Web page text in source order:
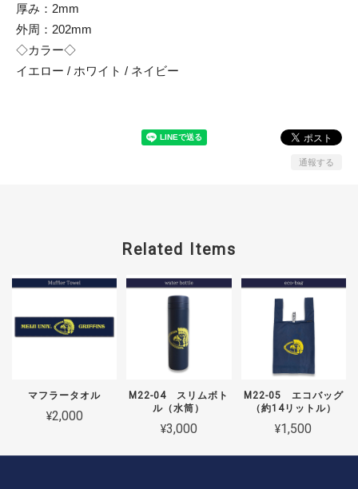
厚み：2mm
外周：202mm
◇カラー◇
イエロー / ホワイト / ネイビー
通報する
Related Items
マフラータオル
¥2,000
M22-04 スリムボト
ル（水筒）
¥3,000
M22-05 エコバッグ
（約14リットル）
¥1,500